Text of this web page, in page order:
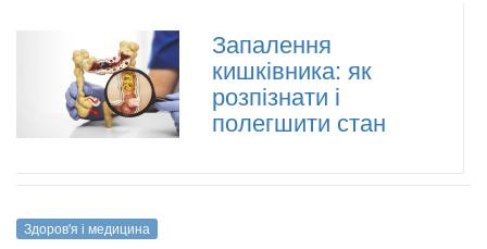
Запалення
кишківника: як
розпізнати і
полегшити стан
Здоров'я і медицина